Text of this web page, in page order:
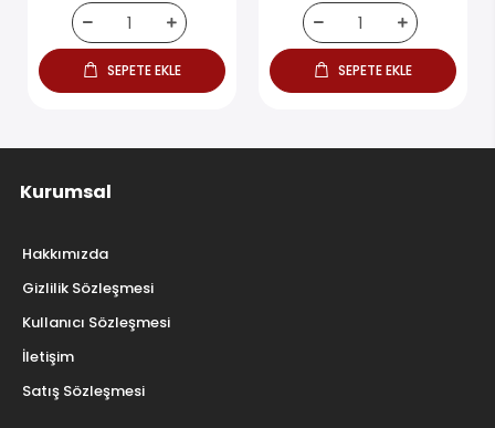
SEPETE EKLE SEPETE EKLE
Kurumsal
Hakkımızda
Gizlilik Sözleşmesi
Kullanıcı Sözleşmesi
İletişim
Satış Sözleşmesi